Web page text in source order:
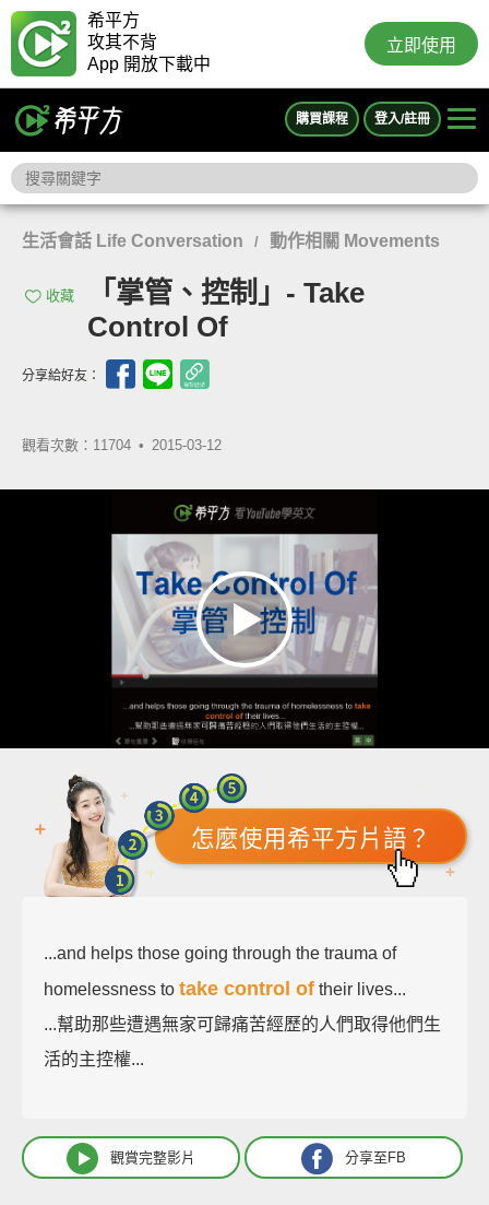
希平方
攻其不背
App 開放下載中
立即使用
購買課程 登入/註冊
生活會話 Life Conversation / 動作相關 Movements
收藏
「掌管、控制」- Take
Control Of
分享給好友：
觀看次數：11704 • 2015-03-12
怎麼使用希平方片語？
...and helps those going through the trauma of
homelessness to take control of their lives...
...幫助那些遭遇無家可歸痛苦經歷的人們取得他們生
活的主控權...
觀賞完整影片 分享至FB